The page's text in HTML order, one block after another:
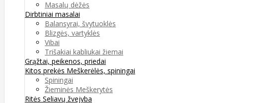
Masalų dėžės
Dirbtiniai masalai
Balansyrai, švytuoklės
Blizgės, vartyklės
Vibai
Trišakiai kabliukai žiemai
Grąžtai, peikenos, priedai
Kitos prekės Meškerėlės, spiningai
Spiningai
Žieminės Meškerytės
Ritės Seliavų žvejyba